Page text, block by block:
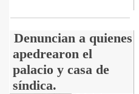
Denuncian a quienes
apedrearon el
palacio y casa de
síndica.